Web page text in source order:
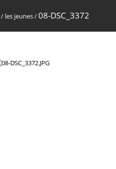
/ les jeunes/08-DSC_3372